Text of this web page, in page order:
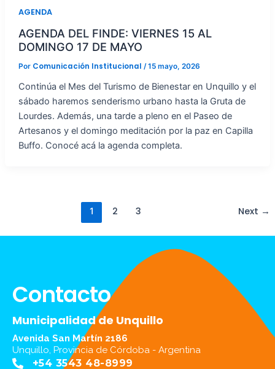
AGENDA
AGENDA DEL FINDE: VIERNES 15 AL
DOMINGO 17 DE MAYO
Por Comunicación Institucional /15 mayo, 2026
Continúa el Mes del Turismo de Bienestar en Unquillo y el
sábado haremos senderismo urbano hasta la Gruta de
Lourdes. Además, una tarde a pleno en el Paseo de
Artesanos y el domingo meditación por la paz en Capilla
Buffo. Conocé acá la agenda completa.
1 2 3 Next →
Contacto
Municipalidad de Unquillo
Avenida San Martín 2186
Unquillo, Provincia de Córdoba - Argentina
+54 3543 48-8999